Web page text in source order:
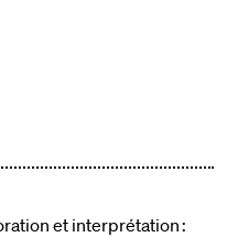
et interprétation :